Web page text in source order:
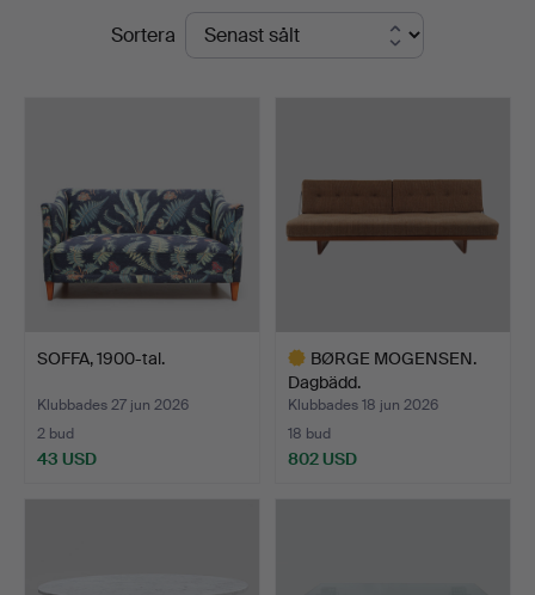
SlutpriserSortera
SOFFA, 1900-tal.
Klubbades 27 jun 2026
2 bud
43 USD
BØRGE MOGENSEN.
Dagbädd.
Klubbades 18 jun 2026
18 bud
802 USD